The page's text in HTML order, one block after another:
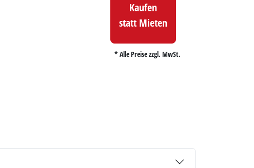
Kaufen
statt Mieten
* Alle Preise zzgl. MwSt.